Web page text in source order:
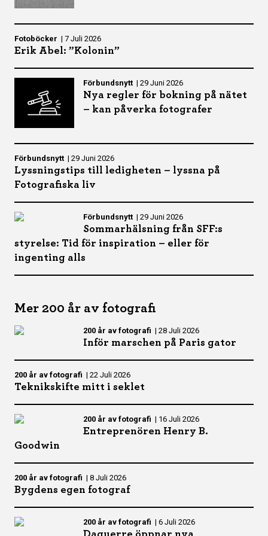
Fotoböcker | 7 Juli 2026
Erik Abel: ”Kolonin”
Förbundsnytt | 29 Juni 2026
Nya regler för bokning på nätet
– kan påverka fotografer
Förbundsnytt | 29 Juni 2026
Lyssningstips till ledigheten – lyssna på
Fotografiska liv
Förbundsnytt | 29 Juni 2026
Sommarhälsning från SFF:s
styrelse: Tid för inspiration – eller för
ingenting alls
Mer 200 år av fotografi
200 år av fotografi | 28 Juli 2026
Inför marschen på Paris gator
200 år av fotografi | 22 Juli 2026
Teknikskifte mitt i seklet
200 år av fotografi | 16 Juli 2026
Entreprenören Henry B.
Goodwin
200 år av fotografi | 8 Juli 2026
Bygdens egen fotograf
200 år av fotografi | 6 Juli 2026